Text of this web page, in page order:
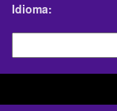
Idioma